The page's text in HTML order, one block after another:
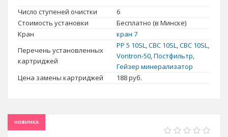
Фильтры-кувшины очень популярны в нашей стране.
Они просты в использовании, легки в обслуживании,
выбрать модель, которая будет полностью отвечать
всем вашим требованиям. Это может быть компактный и
Число ступеней очистки
6
Стоимость установки
Бесплатно (в Минске)
Кран
кран 7
Перечень установленных
картриджей
PP 5 10SL СВС 10SL СВС 10SL
Vontron-50 Постфильтр
Гейзер минерализатор
Цена замены картриджей
188руб.
НОВИНКА